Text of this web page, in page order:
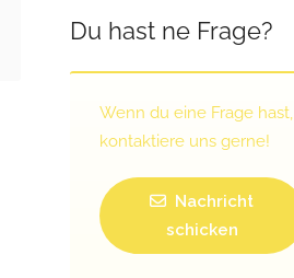
Du hast ne Frage?
Wenn du eine Frage hast,
kontaktiere uns gerne!
Nachricht
schicken